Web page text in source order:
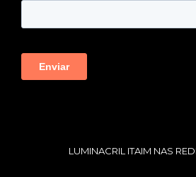
LUMINACRIL ITAIM NAS